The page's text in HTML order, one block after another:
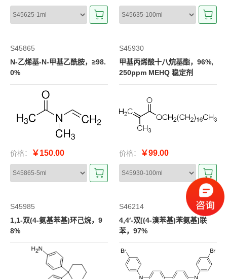
S45865
N-乙烯基-N-甲基乙酰胺，≥98.
0%
价格： ￥150.00
S45930
甲基丙烯酸十八烷基酯，96%,
250ppm MEHQ 稳定剂
价格： ￥99.00
S45985
1,1-双(4-氨基苯基)环己烷，9
8%
S46214
4,4′-双[(4-溴苯基)苯氨基]联
苯，97%